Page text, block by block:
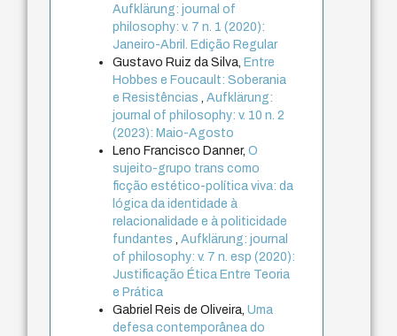
Aufklärung: journal of
philosophy: v. 7 n. 1 (2020):
Janeiro-Abril. Edição Regular
Gustavo Ruiz da Silva, Entre
Hobbes e Foucault: Soberania
e Resistências,Aufklärung:
journal of philosophy: v. 10 n. 2
(2023): Maio-Agosto
Leno Francisco Danner,O
sujeito-grupo trans como
ficção estético-política viva: da
lógica da identidade à
relacionalidade e à politicidade
fundantes,Aufklärung: journal
of philosophy: v. 7 n. esp (2020):
Justificação Ética Entre Teoria
e Prática
Gabriel Reis de Oliveira,Uma
defesa contemporânea do